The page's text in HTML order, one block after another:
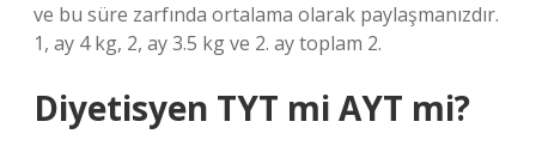
ve bu süre zarfında ortalama olarak paylaşmanızdır.
1, ay 4 kg, 2, ay 3.5 kg ve 2. ay toplam 2.
Diyetisyen TYT mi AYT mi?